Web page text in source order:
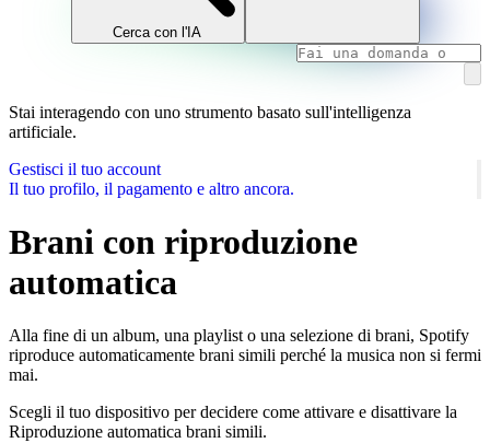
Cerca con l'IA
Stai interagendo con uno strumento basato sull'intelligenza
artificiale.
Gestisci il tuo account
Il tuo profilo, il pagamento e altro ancora.
Brani con riproduzione
automatica
Alla fine di un album, una playlist o una selezione di brani, Spotify
riproduce automaticamente brani simili perché la musica non si fermi
mai.
Scegli il tuo dispositivo per decidere come attivare e disattivare la
Riproduzione automatica brani simili.